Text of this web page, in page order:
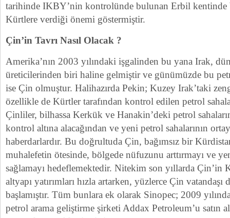
tarihinde IKBY’nin kontrolünde bulunan Erbil kentinde
Kürtlere verdiği önemi göstermiştir.
Çin’in Tavrı Nasıl Olacak ?
Amerika’nın 2003 yılındaki işgalinden bu yana Irak,
üreticilerinden biri haline gelmiştir ve günümüzde bu
ise Çin olmuştur. Halihazırda Pekin; Kuzey Irak’taki
özellikle de Kürtler tarafından kontrol edilen petrol
Çinliler, bilhassa Kerkük ve Hanakin’deki petrol
kontrol altına alacağından ve yeni petrol sahalarının
haberdarlardır. Bu doğrultuda Çin, bağımsız bir
muhalefetin ötesinde, bölgede nüfuzunu arttırmayı ve
sağlamayı hedeflemektedir. Nitekim son yıllarda Çin’in
altyapı yatırımları hızla artarken, yüzlerce Çin vatandaşı
başlamıştır. Tüm bunlara ek olarak Sinopec; 2009
petrol arama geliştirme şirketi Addax Petroleum’u satın